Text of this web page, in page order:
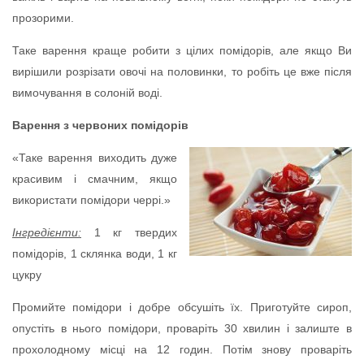
прозорими.
Таке варення краще робити з цілих помідорів, але якщо Ви
вирішили розрізати овочі на половинки, то робіть це вже після
вимочування в солоній воді.
Варення з червоних помідорів
«Таке варення виходить дуже
красивим і смачним, якщо
використати помідори черрі.»
Інгредієнти: 1 кг твердих
помідорів, 1 склянка води, 1 кг
цукру
Промийте помідори і добре обсушіть їх. Приготуйте сироп,
опустіть в нього помідори, проваріть 30 хвилин і залиште в
прохолодному місці на 12 годин. Потім знову проваріть